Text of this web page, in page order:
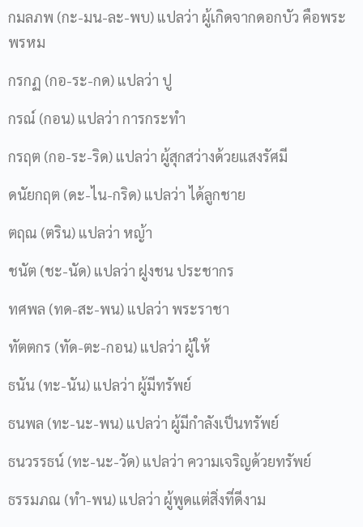
กมลภพ (กะ-มน-ละ-พบ) แปลว่า ผู้เกิดจากดอกบัว คือพระ
พรหม
กรกฏ (กอ-ระ-กด) แปลว่า ปู
กรณ์ (กอน) แปลว่า การกระทำ
กรฤต (กอ-ระ-ริด) แปลว่า ผู้สุกสว่างด้วยแสงรัศมี
ดนัยกฤต (ดะ-ไน-กริด) แปลว่า ได้ลูกชาย
ตฤณ (ตริน) แปลว่า หญ้า
ชนัต (ชะ-นัด) แปลว่า ฝูงชน ประชากร
ทศพล (ทด-สะ-พน) แปลว่า พระราชา
ทัตตกร (ทัด-ตะ-กอน) แปลว่า ผู้ให้
ธนัน (ทะ-นัน) แปลว่า ผู้มีทรัพย์
ธนพล (ทะ-นะ-พน) แปลว่า ผู้มีกำลังเป็นทรัพย์
ธนวรรธน์ (ทะ-นะ-วัด) แปลว่า ความเจริญด้วยทรัพย์
ธรรมภณ (ทำ-พน) แปลว่า ผู้พูดแต่สิ่งที่ดีงาม